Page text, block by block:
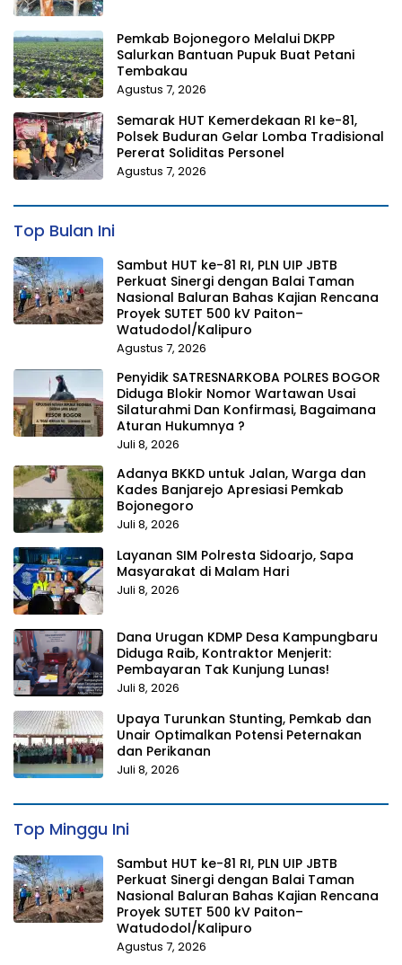
Pemkab Bojonegoro Melalui DKPP
Salurkan Bantuan Pupuk Buat Petani
Tembakau
Agustus 7, 2026
Semarak HUT Kemerdekaan RI ke-81,
Polsek Buduran Gelar Lomba Tradisional
Pererat Soliditas Personel
Agustus 7, 2026
Top Bulan Ini
Sambut HUT ke-81 RI, PLN UIP JBTB
Perkuat Sinergi dengan Balai Taman
Nasional Baluran Bahas Kajian Rencana
Proyek SUTET 500 kV Paiton–
Watudodol/Kalipuro
Agustus 7, 2026
Penyidik SATRESNARKOBA POLRES BOGOR
Diduga Blokir Nomor Wartawan Usai
Silaturahmi Dan Konfirmasi, Bagaimana
Aturan Hukumnya ?
Juli 8, 2026
Adanya BKKD untuk Jalan, Warga dan
Kades Banjarejo Apresiasi Pemkab
Bojonegoro
Juli 8, 2026
Layanan SIM Polresta Sidoarjo, Sapa
Masyarakat di Malam Hari
Juli 8, 2026
Dana Urugan KDMP Desa Kampungbaru
Diduga Raib, Kontraktor Menjerit:
Pembayaran Tak Kunjung Lunas!
Juli 8, 2026
Upaya Turunkan Stunting, Pemkab dan
Unair Optimalkan Potensi Peternakan
dan Perikanan
Juli 8, 2026
Top Minggu Ini
Sambut HUT ke-81 RI, PLN UIP JBTB
Perkuat Sinergi dengan Balai Taman
Nasional Baluran Bahas Kajian Rencana
Proyek SUTET 500 kV Paiton–
Watudodol/Kalipuro
Agustus 7, 2026